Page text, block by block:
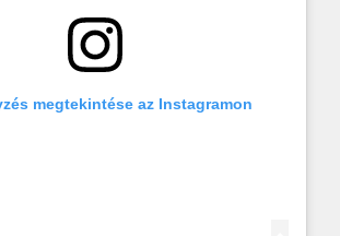
megtekintése az Instagramon